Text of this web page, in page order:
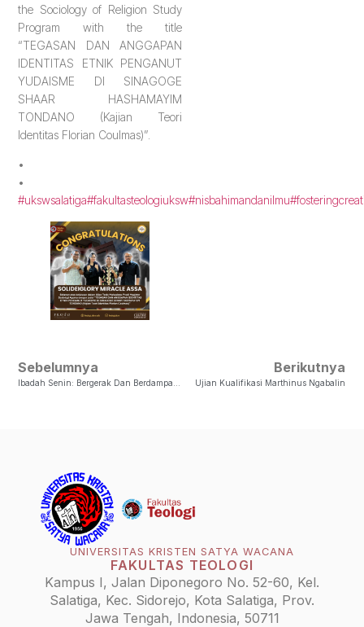
the Sociology of Religion Study
Program with the title
“TEGASAN DAN ANGGAPAN
IDENTITAS ETNIK PENGANUT
YUDAISME DI SINAGOGE
SHAAR HASHAMAYIM
TONDANO (Kajian Teori
Identitas Florian Coulmas)”.
•
•
#ukswsalatiga#fakultasteologiuksw#nisbahimandanilmu
Sebelumnya Berikutnya
Ujian Kualifikasi Marthinus Ngabalin
UNIVERSITAS KRISTEN SATYA WACANA
FAKULTAS TEOLOGI
Kampus I, Jalan Diponegoro No. 52-60, Kel.
Salatiga, Kec. Sidorejo, Kota Salatiga, Prov.
Jawa Tengah, Indonesia, 50711